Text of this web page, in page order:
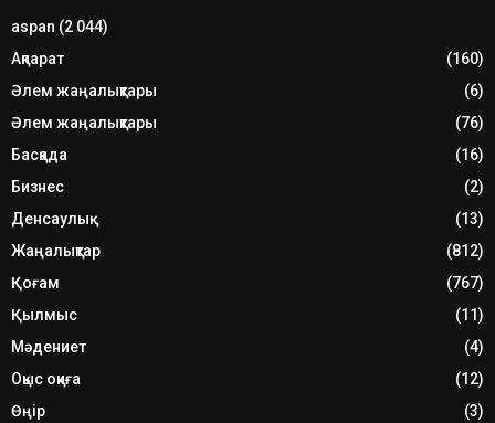
aspan (2 044)
Ақпарат
(160)
Әлем жаңалықтары
(6)
Әлем жаңалықтары
(76)
Басқада
(16)
Бизнес
(2)
Денсаулық
(13)
Жаңалықтар
(812)
Қоғам
(767)
Қылмыс
(11)
Мәдениет
(4)
Оқыс оқиға
(12)
Өңір
(3)